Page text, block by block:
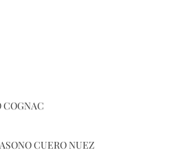
COGNAC
CUERO NUEZ